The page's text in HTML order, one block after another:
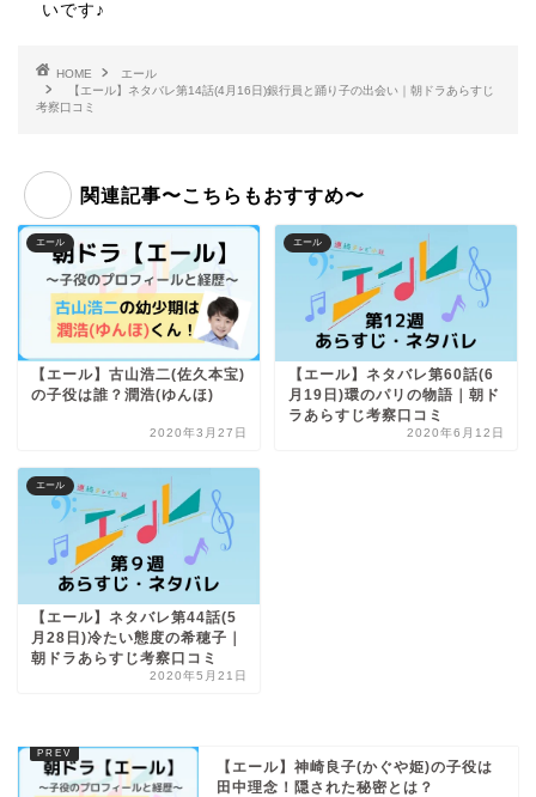
いです♪
HOME
エール
【エール】ネタバレ第14話(4月16日)銀行員と踊り子の出会い｜朝ドラあらすじ
考察口コミ
関連記事〜こちらもおすすめ〜
エール
【エール】古山浩二(佐久本宝)
の子役は誰？潤浩(ゆんほ)
2020年3月27日
エール
【エール】ネタバレ第60話(6
月19日)環のパリの物語｜朝ド
ラあらすじ考察口コミ
2020年6月12日
エール
【エール】ネタバレ第44話(5
月28日)冷たい態度の希穂子｜
朝ドラあらすじ考察口コミ
2020年5月21日
【エール】神崎良子(かぐや姫)の子役は
田中理念！隠された秘密とは？